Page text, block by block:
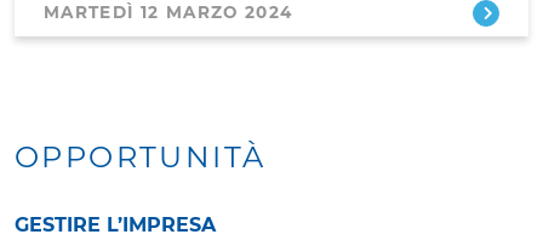
MARTEDÌ 12 MARZO 2024
OPPORTUNITÀ
GESTIRE L’IMPRESA